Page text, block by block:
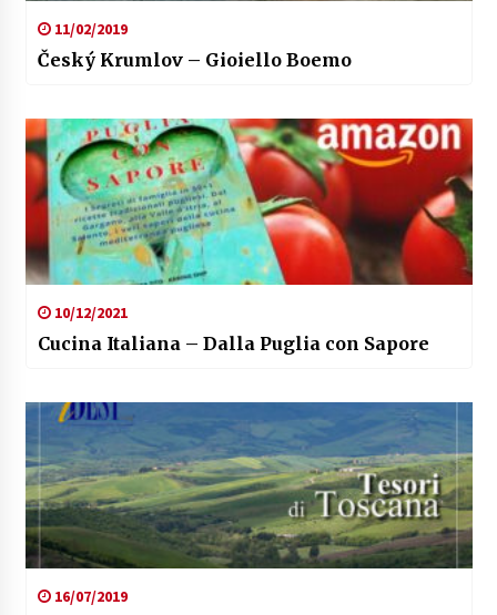
11/02/2019
Český Krumlov – Gioiello Boemo
10/12/2021
Cucina Italiana – Dalla Puglia con Sapore
16/07/2019